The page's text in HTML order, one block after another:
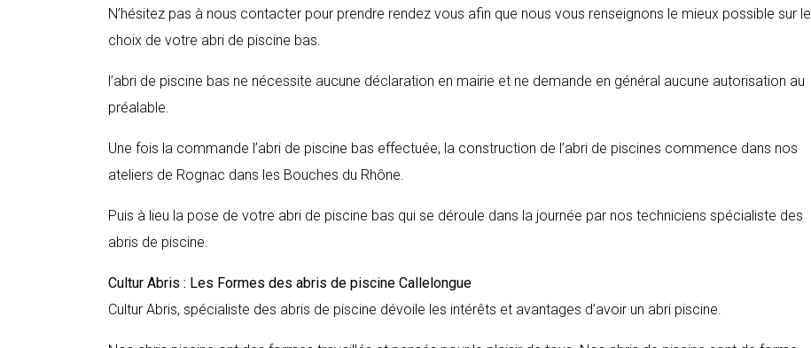
N’hésitez pas à nous contacter pour prendre rendez vous afin que nous vous renseignons le mieux possible sur le
choix de votre abri de piscine bas.
l’abri de piscine bas ne nécessite aucune déclaration en mairie et ne demande en général aucune autorisation au
préalable.
Une fois la commande l’abri de piscine bas effectuée, la construction de l’abri de piscines commence dans nos
ateliers de Rognac dans les Bouches du Rhône.
Puis à lieu la pose de votre abri de piscine bas qui se déroule dans la journée par nos techniciens spécialiste des
abris de piscine.
Cultur Abris : Les Formes des abris de piscine Callelongue
Cultur Abris, spécialiste des abris de piscine dévoile les intérêts et avantages d’avoir un abri piscine.